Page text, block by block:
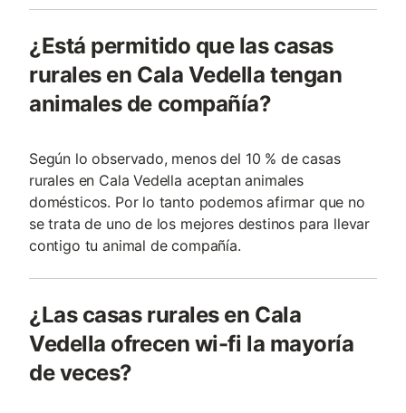
¿Está permitido que las casas
rurales en Cala Vedella tengan
animales de compañía?
Según lo observado, menos del 10 % de casas
rurales en Cala Vedella aceptan animales
domésticos. Por lo tanto podemos afirmar que no
se trata de uno de los mejores destinos para llevar
contigo tu animal de compañía.
¿Las casas rurales en Cala
Vedella ofrecen wi-fi la mayoría
de veces?